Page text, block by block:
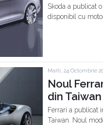
Skoda a publicat
disponibil cu
Marti, 24 Octombrie
Noul
din Taiwan
Ferrari a publicat
Taiwan. Noul